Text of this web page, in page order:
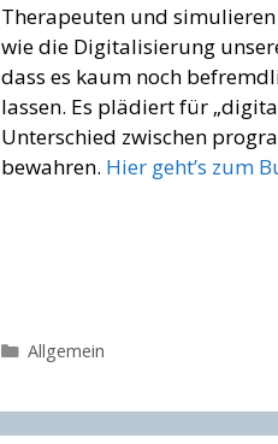
Therapeuten und
wie die Digitalisierung
dass es kaum noch
lassen. Es plädiert für
Unterschied zwischen
bewahren. Hier geht’s zum
Kategorien
Allgemein